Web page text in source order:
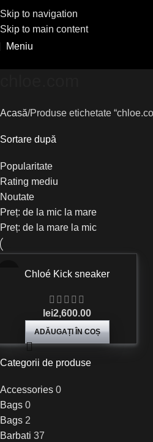
Skip to navigation
Skip to main content
Meniu
Categorii de produse
Accessories 0
Bags 0
Bags 2
Barbati 37
Acasă Produse etichetate
Sortare după
Popularitate
Rating mediu
Noutate
Preț: de la mic la mare
Preț: de la mare la mic
Chloé Kick sneaker
lei2,600.00
ADĂUGAȚI ÎN COȘ